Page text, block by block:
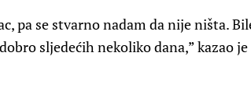
pa se stvarno nadam da nije ništa.
sljedećih nekoliko dana,” kazao je